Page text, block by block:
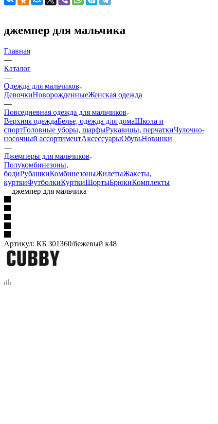
джемпер для мальчика
Главная
—
Каталог
—
Одежда для мальчиков
ДевочкиНоворожденныеЖенская одежда
—
Повседневная одежда для мальчиков
Верхняя одеждаБелье, одежда для домаШкола и
спортГоловные уборы, шарфыРукавицы, перчаткиЧулочно-
носочный ассортиментАксессуарыОбувьНовинки
—
Джемперы для мальчиков
Полукомбинезоны,
бодиРубашкиКомбинезоныЖилетыЖакеты,
курткиФутболкиКурткиШортыБрюкиКомплекты
—джемпер для мальчика
Артикул: КБ 301360/бежевый к48